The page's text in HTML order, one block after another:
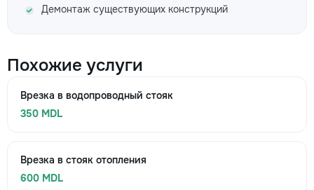
Демонтаж существующих конструкций
Похожие услуги
Врезка в водопроводный стояк
350 MDL
Врезка в стояк отопления
600 MDL